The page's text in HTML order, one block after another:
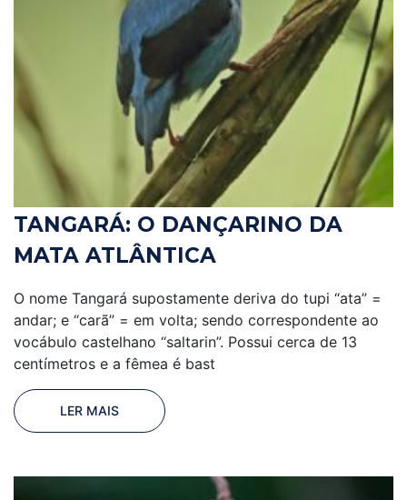
TANGARÁ: O DANÇARINO DA
MATA ATLÂNTICA
O nome Tangará supostamente deriva do tupi “ata” =
andar; e “carã” = em volta; sendo correspondente ao
vocábulo castelhano “saltarin”. Possui cerca de 13
centímetros e a fêmea é bast
LER MAIS